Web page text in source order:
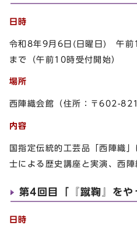
日時
令和8年9月6日(日曜日) 午前
まで（午前10時受付開始）
場所
西陣織会館（住所：〒602-
内容
国指定伝統的工芸品「西陣織
士による歴史講座と実演、西陣
第4回目「『蹴鞠』をや
日時